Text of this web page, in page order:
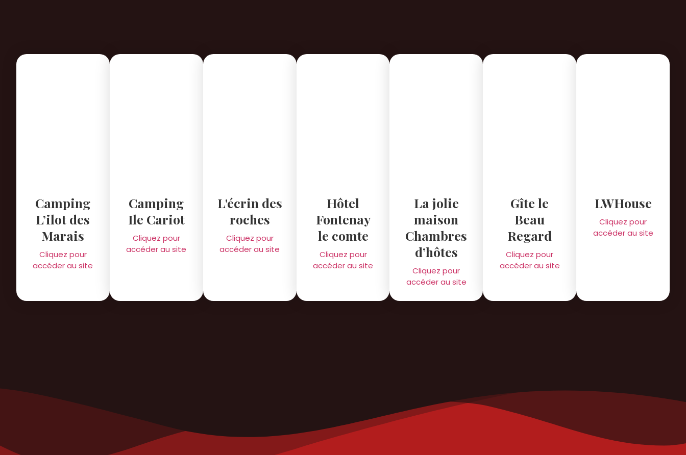
Camping
L’ilot des
Marais
Cliquez pour
accéder au site
Camping
Ile Cariot
Cliquez pour
accéder au site
L'écrin des
roches
Cliquez pour
accéder au site
Hôtel
Fontenay
le comte
Cliquez pour
accéder au site
La jolie
maison
Chambres
d’hôtes
Cliquez pour
accéder au site
Gîte le
Beau
Regard
Cliquez pour
accéder au site
LWHouse
Cliquez pour
accéder au site